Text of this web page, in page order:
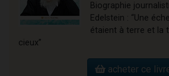
Biographie
Edelstein : “Une
étaient à terre et la
cieux”
acheter ce